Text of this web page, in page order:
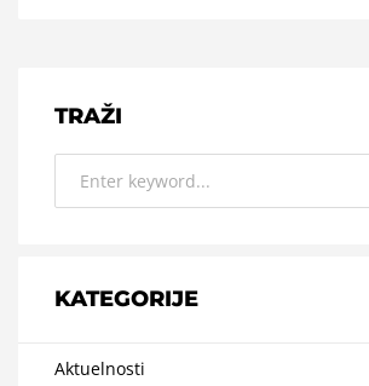
TRAŽI
KATEGORIJE
Aktuelnosti